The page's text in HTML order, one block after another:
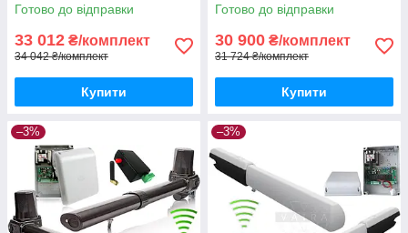
Готово до відправки
33 012 ₴/комплект
34 042 ₴/комплект
Купити
Готово до відправки
30 900 ₴/комплект
31 724 ₴/комплект
Купити
–3% –3%